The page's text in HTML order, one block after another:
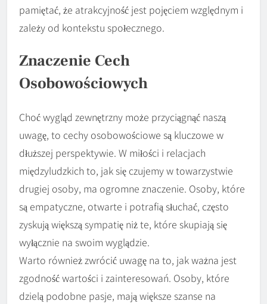
pamiętać, że atrakcyjność jest pojęciem względnym i
zależy od kontekstu społecznego.
Znaczenie Cech
Osobowościowych
Choć wygląd zewnętrzny może przyciągnąć naszą
uwagę, to cechy osobowościowe są kluczowe w
dłuższej perspektywie. W miłości i relacjach
międzyludzkich to, jak się czujemy w towarzystwie
drugiej osoby, ma ogromne znaczenie. Osoby, które
są empatyczne, otwarte i potrafią słuchać, często
zyskują większą sympatię niż te, które skupiają się
wyłącznie na swoim wyglądzie.
Warto również zwrócić uwagę na to, jak ważna jest
zgodność wartości i zainteresowań. Osoby, które
dzielą podobne pasje, mają większe szanse na